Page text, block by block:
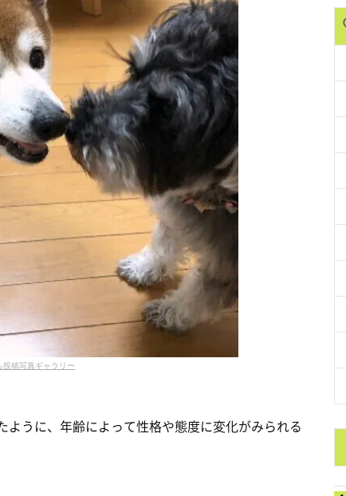
投稿写真ギャラリー
うに、年齢によって性格や態度に変化がみられる